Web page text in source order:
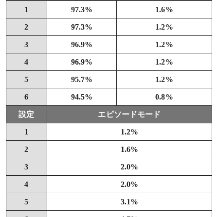
1 97.3% 1.6%
2 97.3% 1.2%
3 96.9% 1.2%
4 96.9% 1.2%
5 95.7% 1.2%
6 94.5% 0.8%
設定 エピソードモード
1 1.2%
2 1.6%
3 2.0%
4 2.0%
5 3.1%